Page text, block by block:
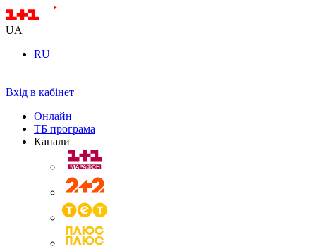
UA
RU
Вхід в кабінет
Онлайн
ТБ програма
Канали